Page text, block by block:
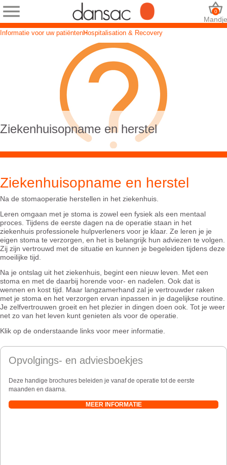
Mandje
0
Informatie voor uw patiëntenHospitalisation & Recovery
Ziekenhuisopname en herstel
Ziekenhuisopname en herstel
Na de stomaoperatie herstellen in het ziekenhuis.
Leren omgaan met je stoma is zowel een fysiek als een mentaal
proces. Tijdens de eerste dagen na de operatie staan in het
ziekenhuis professionele hulpverleners voor je klaar. Ze leren je je
eigen stoma te verzorgen, en het is belangrijk hun adviezen te volgen.
Zij zijn vertrouwd met de situatie en kunnen je begeleiden tijdens deze
moeilijke tijd.
Na je ontslag uit het ziekenhuis, begint een nieuw leven. Met een
stoma en met de daarbij horende voor- en nadelen. Ook dat is
wennen en kost tijd. Maar langzamerhand zal je vertrouwder raken
met je stoma en het verzorgen ervan inpassen in je dagelijkse routine.
Je zelfvertrouwen groeit en het plezier in dingen doen ook. Tot je weer
net zo van het leven kunt genieten als voor de operatie.
Klik op de onderstaande links voor meer informatie.
Opvolgings- en adviesboekjes
Deze handige brochures beleiden je vanaf de operatie tot de eerste
maanden en daarna.
MEER INFORMATIE